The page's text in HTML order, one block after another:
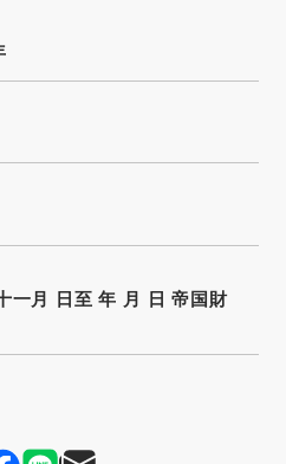
一月 日至 年 月 日 帝国財